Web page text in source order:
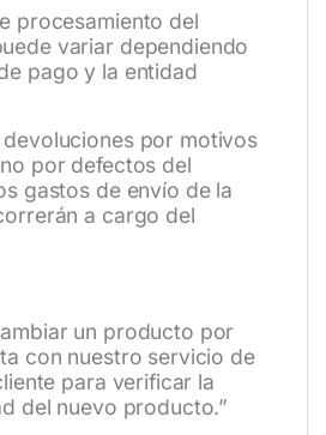
procesamiento del
variar dependiendo
pago y la entidad
devoluciones por motivos
por defectos del
gastos de envío de la
a cargo del
un producto por
con nuestro servicio de
para verificar la
del nuevo producto.”